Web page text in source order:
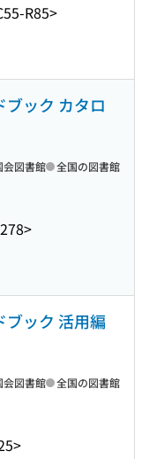
R85>
ック カタロ
会図書館 全国の図書館
ック 活用編
会図書館 全国の図書館